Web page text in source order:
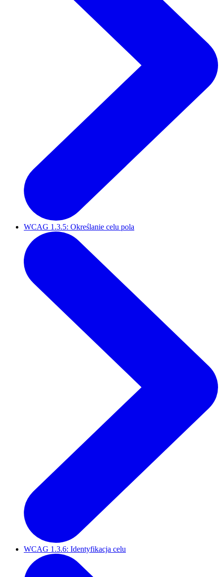
WCAG 1.3.5: Określanie celu pola
WCAG 1.3.6: Identyfikacja celu